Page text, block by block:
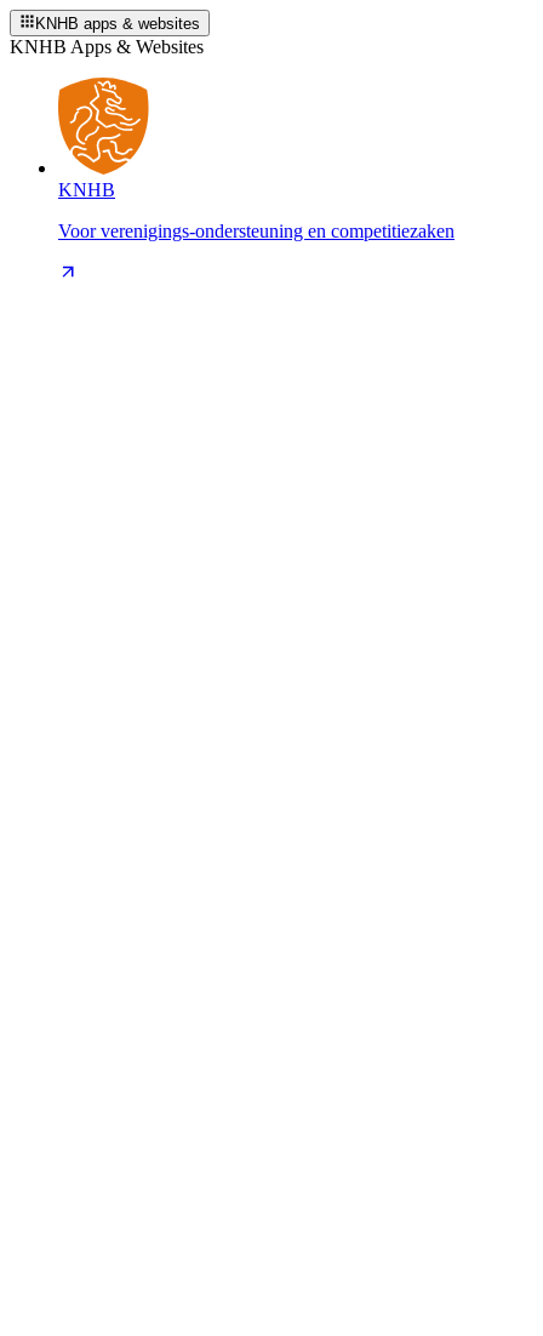
KNHB apps & websites
KNHB Apps & Websites
KNHB
Voor verenigings-ondersteuning en competitiezaken